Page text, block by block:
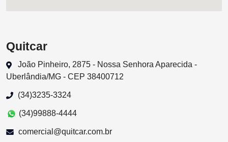
Quitcar
João Pinheiro, 2875 - Nossa Senhora Aparecida -
Uberlândia/MG - CEP 38400712
(34)3235-3324
(34)99888-4444
comercial@quitcar.com.br